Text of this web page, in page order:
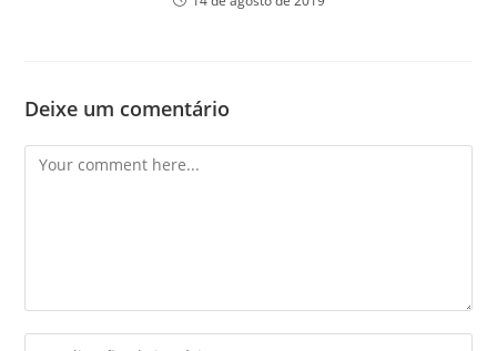
Deixe um comentário